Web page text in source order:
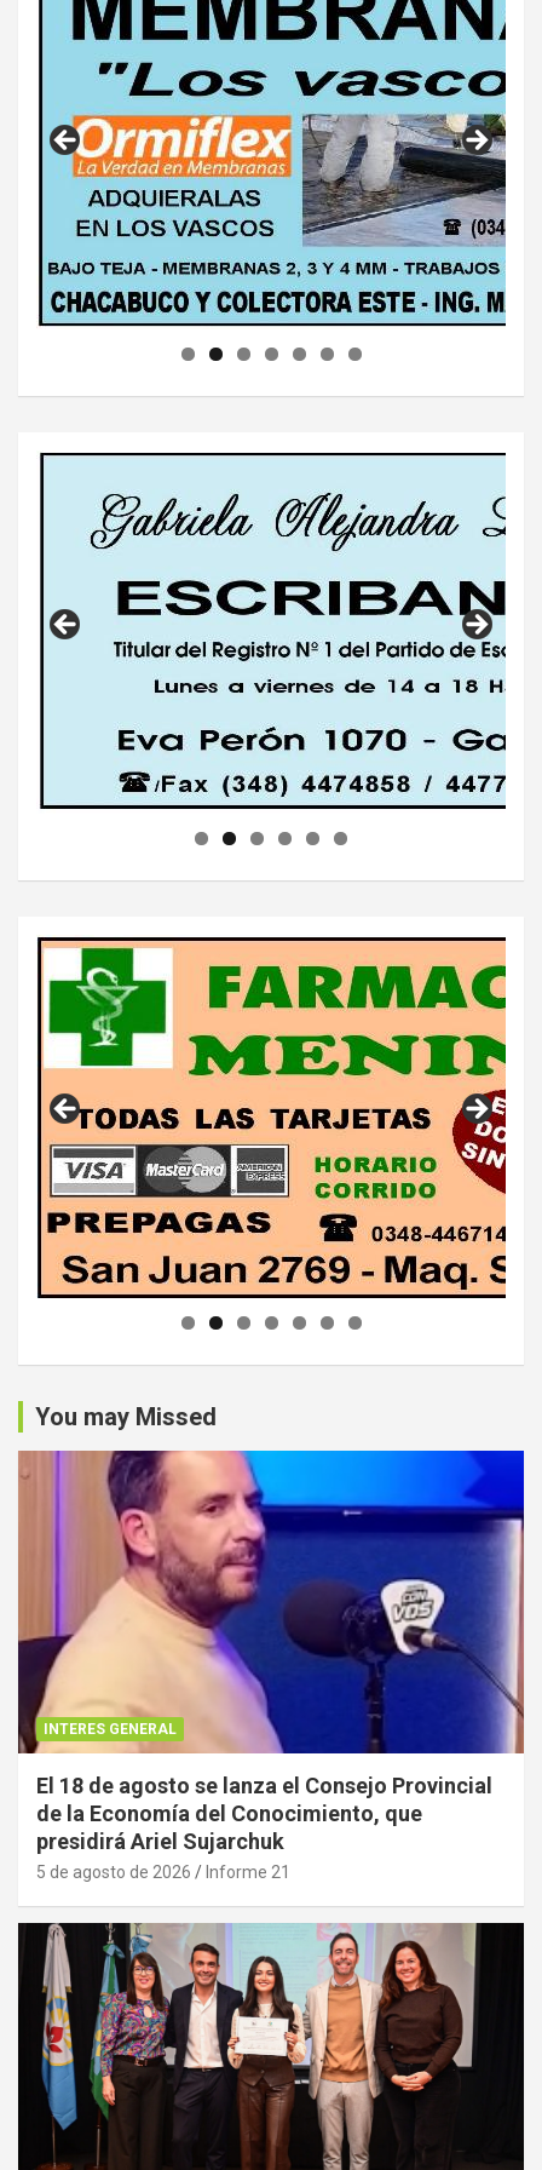
You may Missed
INTERES GENERAL
El 18 de agosto se lanza el Consejo Provincial
de la Economía del Conocimiento, que
presidirá Ariel Sujarchuk
5 de agosto de 2026 Informe 21